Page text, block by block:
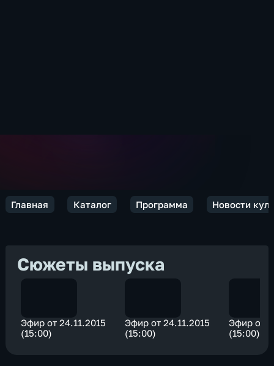
Главная Каталог Программа Новости
Сюжеты выпуска
Эфир от 24.11.2015
(15:00)
Эфир от 24.11.2015
(15:00)
Эфир от
(15:00)